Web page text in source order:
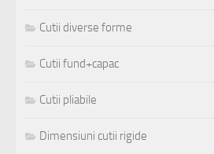
Cutii diverse forme
Cutii fund+capac
Cutii pliabile
Dimensiuni cutii rigide